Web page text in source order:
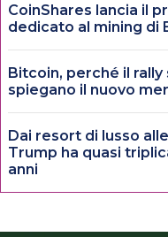
CoinShares lancia il
dedicato al mining di
Bitcoin, perché il
spiegano il nuovo
Dai resort di lusso
Trump ha quasi
anni